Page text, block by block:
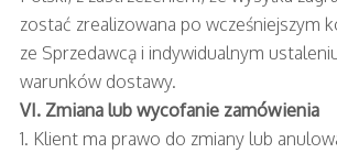
zostać zrealizowana po wcześniejszym
ze Sprzedawcą i indywidualnym
warunków dostawy.
VI. Zmiana lub wycofanie zamówienia
1. Klient ma prawo do zmiany lub